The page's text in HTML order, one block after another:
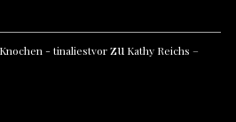
- tinaliestvorzu Kathy Reichs –